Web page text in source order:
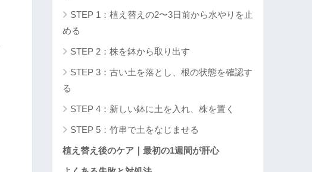
STEP 1：植え替えの2〜3日前から水やりを止
める
STEP 2：株を鉢から取り出す
STEP 3：古い土を落とし、根の状態を確認す
る
STEP 4：新しい鉢に土を入れ、株を置く
STEP 5：竹串で土をなじませる
植え替え後のケア｜最初の1週間が肝心